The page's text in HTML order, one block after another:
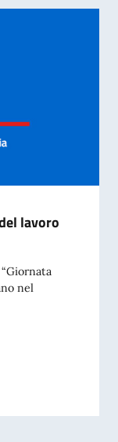
lavoro
nel
lavoro italiano nel